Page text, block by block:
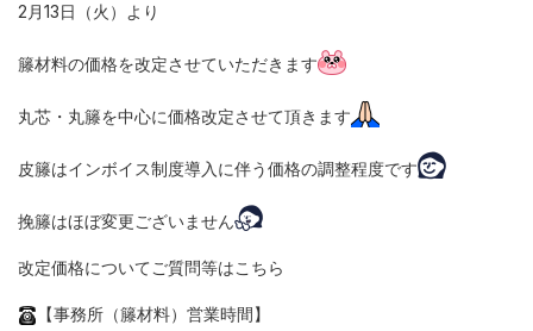
2月13日（火）より
籐材料の価格を改定させていただきます
丸芯・丸籐を中心に価格改定させて頂きます
皮籐はインボイス制度導入に伴う価格の調整程度です
挽籐はほぼ変更ございません
改定価格についてご質問等はこちら
【事務所（籐材料）営業時間】